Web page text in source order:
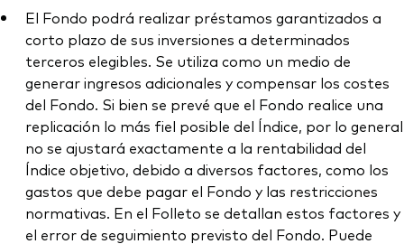
El Fondo podrá realizar préstamos garantizados a
corto plazo de sus inversiones a determinados
terceros elegibles. Se utiliza como un medio de
generar ingresos adicionales y compensar los costes
del Fondo. Si bien se prevé que el Fondo realice una
replicación lo más fiel posible del Índice, por lo general
no se ajustará exactamente a la rentabilidad del
Índice objetivo, debido a diversos factores, como los
gastos que debe pagar el Fondo y las restricciones
normativas. En el Folleto se detallan estos factores y
el error de seguimiento previsto del Fondo. Puede